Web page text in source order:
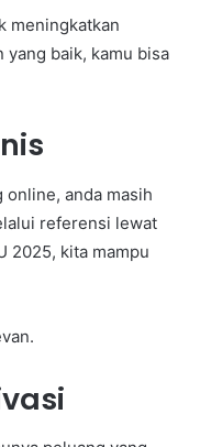
meningkatkan
yang baik, kamu bisa
online, anda masih
referensi lewat
2025, kita mampu